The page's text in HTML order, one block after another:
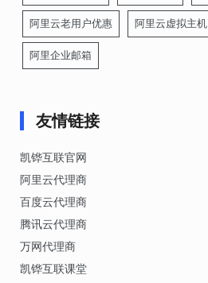
阿里云老用户优惠 阿里云虚拟主机
阿里企业邮箱
友情链接
凯铧互联官网
阿里云代理商
百度云代理商
腾讯云代理商
万网代理商
凯铧互联课堂